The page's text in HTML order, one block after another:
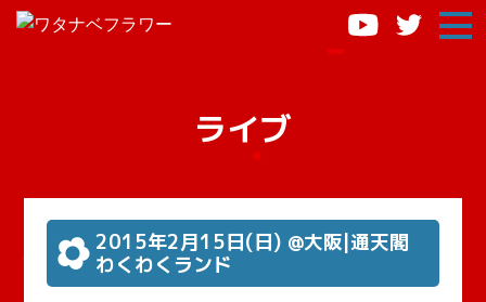
ライブ
2015年2月15日(日) @大阪|通天閣
わくわくランド